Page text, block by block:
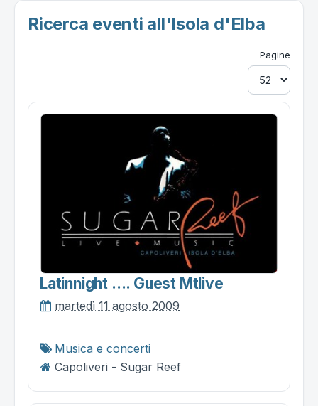
Ricerca eventi all'Isola d'Elba
Pagine
Latinnight …. Guest Mtlive
martedì 11 agosto 2009
Musica e concerti
Capoliveri - Sugar Reef